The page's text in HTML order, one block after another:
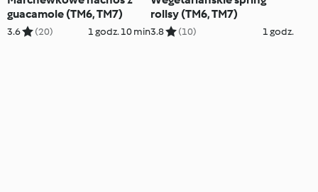
guacamole (TM6, TM7)
3.6 (20) 1 godz. 10 min
rollsy (TM6, TM7)
3.8 (10) 1 godz.